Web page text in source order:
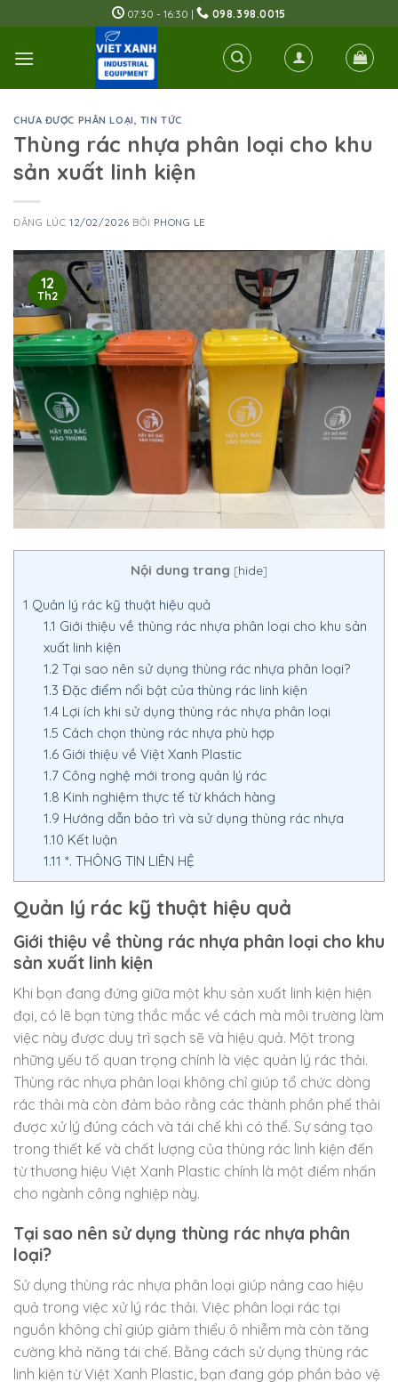
to
content
07:30 - 16:30 | 098.398.0015
CHƯA ĐƯỢC PHÂN LOẠI, TIN TỨC
Thùng rác nhựa phân loại cho khu
sản xuất linh kiện
ĐĂNG LÚC12/02/2026 BỞI PHONG LE
12
Th2
Nội dung trang [hide]
1 Quản lý rác kỹ thuật hiệu quả
1.1 Giới thiệu về thùng rác nhựa phân loại cho khu sản
xuất linh kiện
1.2Tại sao nên sử dụng thùng rác nhựa phân loại?
1.3 Đặc điểm nổi bật của thùng rác linh kiện
1.4Lợi ích khi sử dụng thùng rác nhựa phân loại
1.5 Cách chọn thùng rác nhựa phù hợp
1.6Giới thiệu về Việt Xanh Plastic
1.7Công nghệ mới trong quản lý rác
1.8 Kinh nghiệm thực tế từ khách hàng
1.9 Hướng dẫn bảo trì và sử dụng thùng rác nhựa
1.10 Kết luận
1.11 *. THÔNG TIN LIÊN HỆ
Quản lý rác kỹ thuật hiệu quả
Giới thiệu về thùng rác nhựa phân loại cho khu
sản xuất linh kiện
Khi bạn đang đứng giữa một khu sản xuất linh kiện hiện
đại, có lẽ bạn từng thắc mắc về cách mà môi trường làm
việc này được duy trì sạch sẽ và hiệu quả. Một trong
những yếu tố quan trọng chính là việc quản lý rác thải.
Thùng rác nhựa phân loại không chỉ giúp tổ chức dòng
rác thải mà còn đảm bảo rằng các thành phần phế thải
được xử lý đúng cách và tái chế khi có thể. Sự sáng tạo
trong thiết kế và chất lượng của thùng rác linh kiện đến
từ thương hiệu Việt Xanh Plastic chính là một điểm nhấn
cho ngành công nghiệp này.
Tại sao nên sử dụng thùng rác nhựa phân
loại?
Sử dụng thùng rác nhựa phân loại giúp nâng cao hiệu
quả trong việc xử lý rác thải. Việc phân loại rác tại
nguồn không chỉ giúp giảm thiểu ô nhiễm mà còn tăng
cường khả năng tái chế. Bằng cách sử dụng thùng rác
linh kiện từ Việt Xanh Plastic, bạn đang góp phần bảo vệ